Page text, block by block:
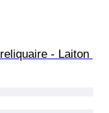
- Laiton